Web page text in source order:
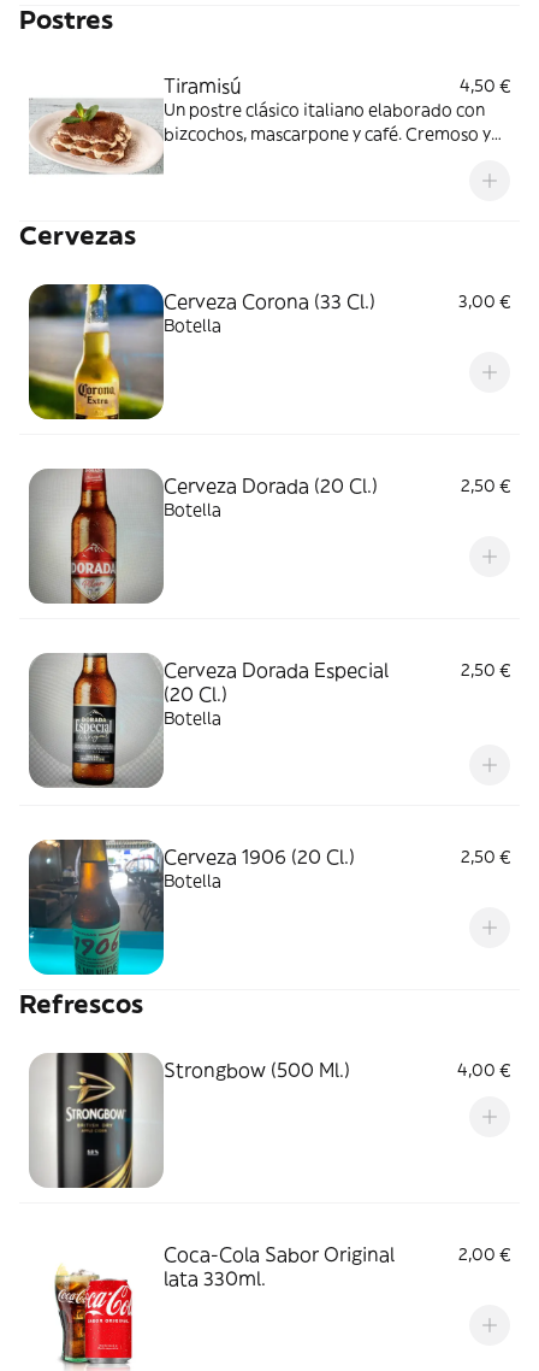
Postres
Tiramisú
4,50 €
Un postre clásico italiano elaborado con
bizcochos, mascarpone y café. Cremoso y
Cervezas
Cerveza Corona (33 Cl.)
3,00 €
Botella
Cerveza Dorada (20 Cl.)
2,50 €
Botella
Cerveza Dorada Especial
(20 Cl.)
2,50 €
Botella
Cerveza 1906 (20 Cl.)
2,50 €
Botella
Refrescos
Strongbow (500 Ml.) 4,00 €
Coca-Cola Sabor Original
lata 330ml.
2,00 €